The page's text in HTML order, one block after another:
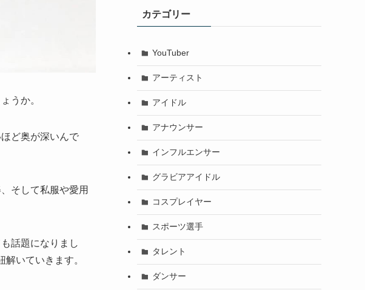
うか。
ど奥が深いんで
そして私服や愛用
話題になりまし
いていきます。
カテゴリー
YouTuber
アーティスト
アイドル
アナウンサー
インフルエンサー
グラビアアイドル
コスプレイヤー
スポーツ選手
タレント
ダンサー